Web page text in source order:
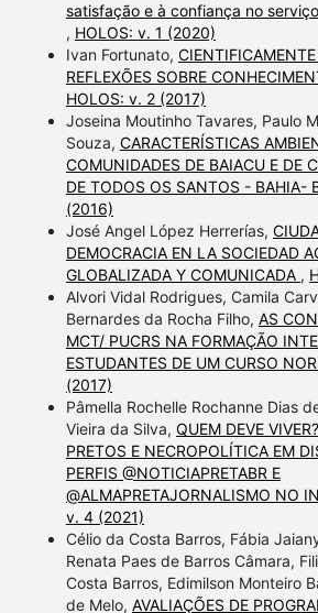
satisfação e à confiança no
, HOLOS: v. 1 (2020)
Ivan Fortunato,
REFLEXÕES SOBRE
HOLOS: v. 2 (2017)
Joseina Moutinho Tavares, Paulo
Souza, CARACTERÍSTICAS
COMUNIDADES DE BAIACU E DE
DE TODOS OS SANTOS - BAHIA-
(2016)
José Angel López Herrerías,
DEMOCRACIA EN LA SOCIEDAD
GLOBALIZADA Y COMUNICADA ,
Alvori Vidal Rodrigues, Camila
Bernardes da Rocha Filho, AS
MCT/ PUCRS NA FORMAÇÃO
ESTUDANTES DE UM CURSO
(2017)
Pâmella Rochelle Rochanne Dias
Vieira da Silva, QUEM DEVE
PRETOS E NECROPOLÍTICA EM
PERFIS @NOTICIAPRETABR E
@ALMAPRETAJORNALISMO NO
v. 4 (2021)
Célio da Costa Barros, Fábia
Renata Paes de Barros Câmara,
Costa Barros, Edimilson Monteiro
de Melo, AVALIAÇÕES DE